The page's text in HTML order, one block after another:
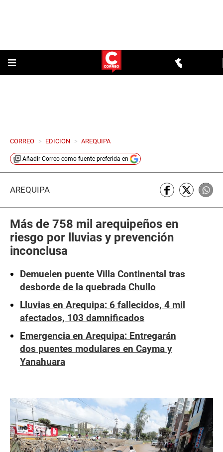
CORREO > EDICION > AREQUIPA
Añadir Correo como fuente preferida en
AREQUIPA
Más de 758 mil arequipeños en
riesgo por lluvias y prevención
inconclusa
Demuelen puente Villa Continental tras
desborde de la quebrada Chullo
Lluvias en Arequipa: 6 fallecidos, 4 mil
afectados, 103 damnificados
Emergencia en Arequipa: Entregarán
dos puentes modulares en Cayma y
Yanahuara